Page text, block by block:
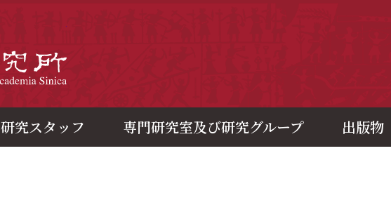
研究スタッフ 専門研究室及び研究グループ 出版物